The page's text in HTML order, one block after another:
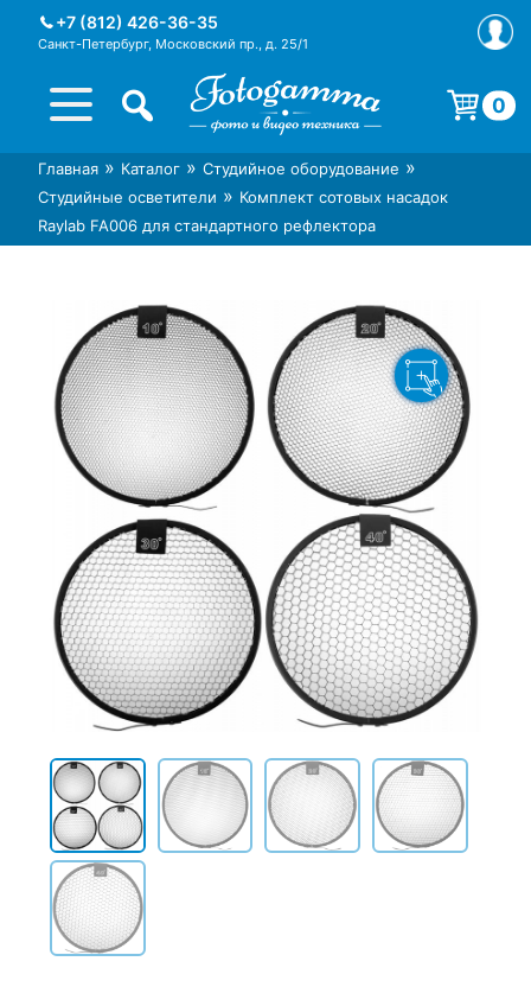
+7 (812) 426-36-35
Санкт-Петербург, Московский пр., д. 25/1
Интернет-магазин фототехники
Foto-Gamma в СПб
Магазин фотоаксессуаров foto-
gamma.ru
0
Корзина пуста.
Главная » Каталог » Студийное оборудование »
Студийные осветители » Комплект сотовых насадок
Raylab FA006 для стандартного рефлектора